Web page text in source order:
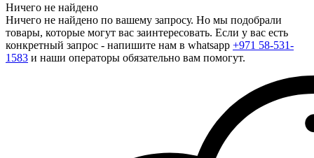
Ничего не найдено
Ничего не найдено по вашему запросу. Но мы подобрали
товары, которые могут вас заинтересовать. Если у вас есть
конкретный запрос - напишите нам в whatsapp +971 58-531-
1583 и наши операторы обязательно вам помогут.